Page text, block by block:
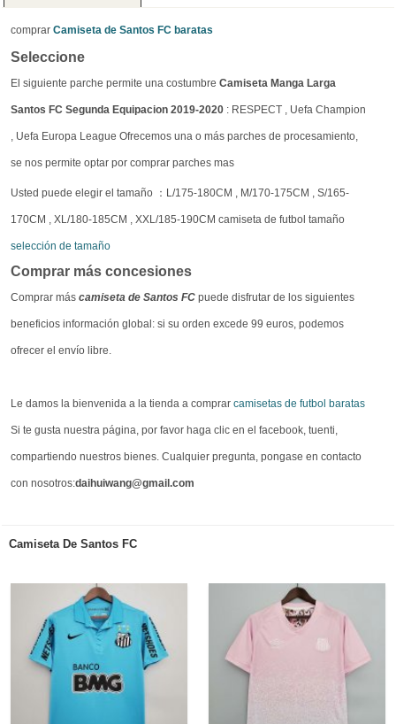
comprar Camiseta de Santos FC baratas
Seleccione
El siguiente parche permite una costumbre Camiseta Manga Larga
Santos FC Segunda Equipacion 2019-2020 : RESPECT , Uefa Champion
, Uefa Europa League Ofrecemos una o más parches de procesamiento,
se nos permite optar por comprar parches mas
Usted puede elegir el tamaño ：L/175-180CM , M/170-175CM , S/165-
170CM , XL/180-185CM , XXL/185-190CM camiseta de futbol tamaño
selección de tamaño
Comprar más concesiones
Comprar más camiseta de Santos FC puede disfrutar de los siguientes
beneficios información global: si su orden excede 99 euros, podemos
ofrecer el envío libre.
Le damos la bienvenida a la tienda a comprar camisetas de futbol baratas
Si te gusta nuestra página, por favor haga clic en el facebook, tuenti,
compartiendo nuestros bienes. Cualquier pregunta, pongase en contacto
con nosotros:daihuiwang@gmail.com
Camiseta De Santos FC